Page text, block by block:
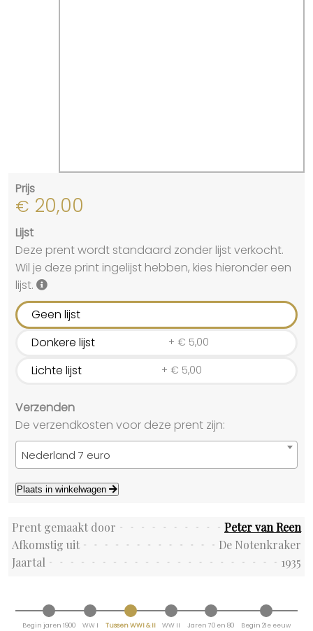
Prijs
€ 20,00
Lijst
Deze prent wordt standaard zonder lijst verkocht.
Wil je deze print ingelijst hebben, kies hieronder een
lijst.
Geen lijst
Donkere lijst
+ € 5,00
Lichte lijst + € 5,00
Verzenden
De verzendkosten voor deze prent zijn:
Nederland 7 euro
Plaats in winkelwagen
Prent gemaakt door
Peter van Reen
Afkomstig uit
De Notenkraker
Jaartal
1935
Begin jaren 1900 WW I Tussen WWI & II WW II Jaren 70 en 80 Begin 21e eeuw